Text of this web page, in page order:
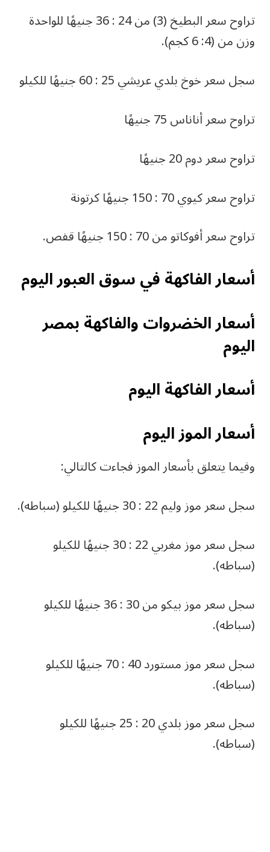
تراوح سعر البطيخ (3) من 24 : 36 جنيهًا للواحدة
وزن من (4: 6 كجم).
سجل سعر خوخ بلدي عريشي 25 : 60 جنيهًا للكيلو
تراوح سعر أناناس 75 جنيهًا
تراوح سعر دوم 20 جنيهًا
تراوح سعر كيوي 70 : 150 جنيهًا كرتونة
تراوح سعر أفوكاتو من 70 : 150 جنيهًا قفص.
أسعار الفاكهة في سوق العبور اليوم
أسعار الخضروات والفاكهة بمصر
اليوم
أسعار الفاكهة اليوم
أسعار الموز اليوم
وفيما يتعلق بأسعار الموز فجاءت كالتالي:
سجل سعر موز وليم 22 : 30 جنيهًا للكيلو (سباطه).
سجل سعر موز مغربي 22 : 30 جنيهًا للكيلو
(سباطه).
سجل سعر موز بيكو من 30 : 36 جنيهًا للكيلو
(سباطه).
سجل سعر موز مستورد 40 : 70 جنيهًا للكيلو
(سباطه).
سجل سعر موز بلدي 20 : 25 جنيهًا للكيلو
(سباطه).